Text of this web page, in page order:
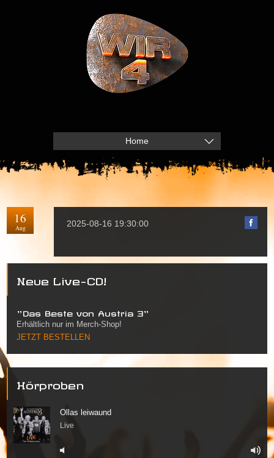
Home
16
Aug 2025-08-16 19:30:00
Neue Live-CD!
"Das Beste von Austria 3"
Erhältlich nur im Merch-Shop!
JETZT BESTELLEN
Hörproben
Ollas leiwaund
Live